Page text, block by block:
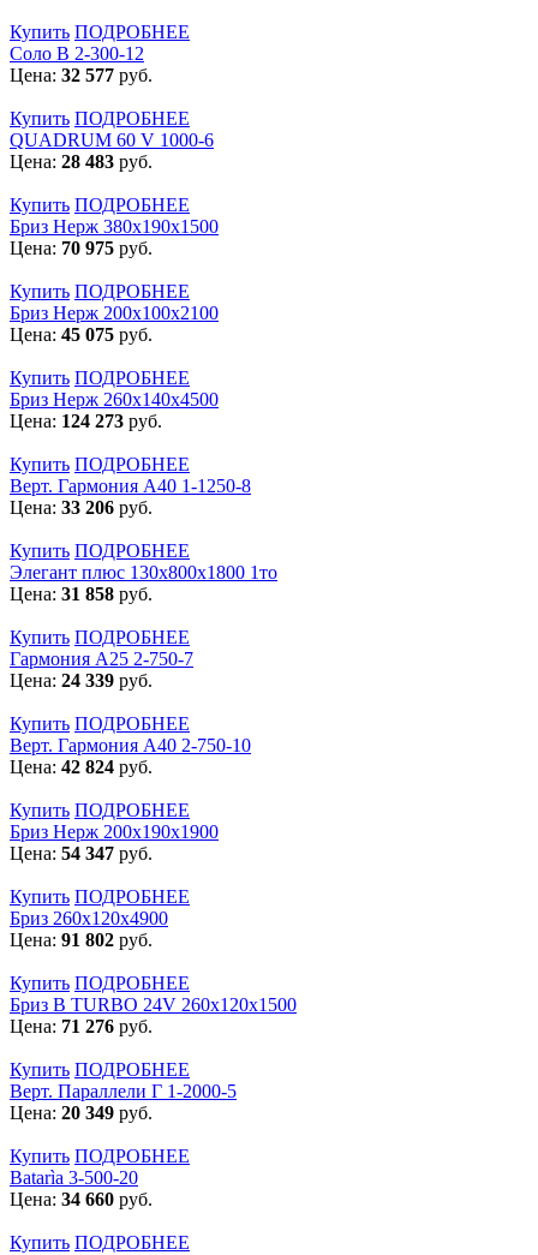
Купить ПОДРОБНЕЕ
Соло В 2-300-12
Цена: 32 577 руб.
Купить ПОДРОБНЕЕ
QUADRUM 60 V 1000-6
Цена: 28 483 руб.
Купить ПОДРОБНЕЕ
Бриз Нерж 380х190х1500
Цена: 70 975 руб.
Купить ПОДРОБНЕЕ
Бриз Нерж 200х100х2100
Цена: 45 075 руб.
Купить ПОДРОБНЕЕ
Бриз Нерж 260х140х4500
Цена: 124 273 руб.
Купить ПОДРОБНЕЕ
Верт. Гармония А40 1-1250-8
Цена: 33 206 руб.
Купить ПОДРОБНЕЕ
Элегант плюс 130x800x1800 1то
Цена: 31 858 руб.
Купить ПОДРОБНЕЕ
Гармония А25 2-750-7
Цена: 24 339 руб.
Купить ПОДРОБНЕЕ
Верт. Гармония А40 2-750-10
Цена: 42 824 руб.
Купить ПОДРОБНЕЕ
Бриз Нерж 200х190х1900
Цена: 54 347 руб.
Купить ПОДРОБНЕЕ
Бриз 260х120х4900
Цена: 91 802 руб.
Купить ПОДРОБНЕЕ
Бриз В TURBO 24V 260х120х1500
Цена: 71 276 руб.
Купить ПОДРОБНЕЕ
Верт. Параллели Г 1-2000-5
Цена: 20 349 руб.
Купить ПОДРОБНЕЕ
Batarìa 3-500-20
Цена: 34 660 руб.
Купить ПОДРОБНЕЕ